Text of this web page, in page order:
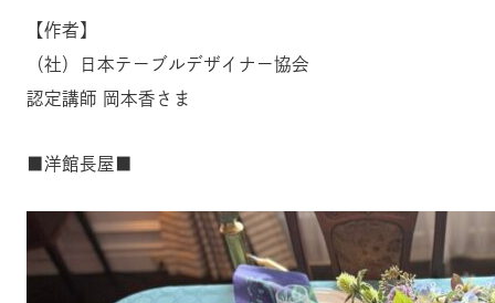
【作者】
（社）日本テーブルデザイナー協会
認定講師 岡本香さま
■洋館長屋■